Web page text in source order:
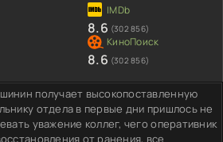
8.6 (302 856)
8.6 (302 856)
получает высокопоставленную
отдела в первые дни пришлось не
уважение коллег, чего оперативник
от ранения, все